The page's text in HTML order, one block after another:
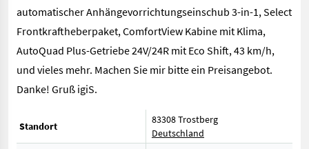
automatischer Anhängevorrichtungseinschub 3-in-1, Select
Frontkraftheberpaket, ComfortView Kabine mit Klima,
AutoQuad Plus-Getriebe 24V/24R mit Eco Shift, 43 km/h,
und vieles mehr. Machen Sie mir bitte ein Preisangebot.
Danke! Gruß igiS.
Standort
83308 Trostberg
Deutschland